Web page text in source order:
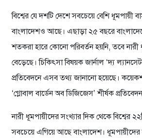
বিশ্বের যে দশটি দেশে সবচেয়ে বেশি ধূমপায়ী
বাংলাদেশও আছে। এছাড়া ২৫ বছরে
শতকরা হারে কোনো পরিবর্তন হয়নি, তবে নারী
বেড়েছে। চিকিৎসা বিষয়ক জার্নাল ‘দ্য
প্রতিবেদনে এসব তথ্য জানানো হয়েছে। কয়েকশ
‘গ্লোবাল বার্ডেন অব ডিজিজেস’ শীর্ষক
নারী ধূমপায়ীদের সংখ্যার দিক থেকে বিশ্বের
সবচেয়ে এগিয়ে আছে বাংলাদেশ। ধূমপায়ীদের